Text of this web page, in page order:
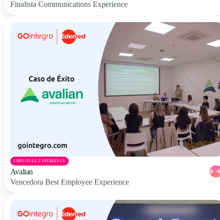
Finalista Communications Experience
EMPLOYEE EXPERIENCE
Avalian
Vencedora Best Employee Experience